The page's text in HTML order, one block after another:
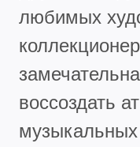
любимых
воссоздать